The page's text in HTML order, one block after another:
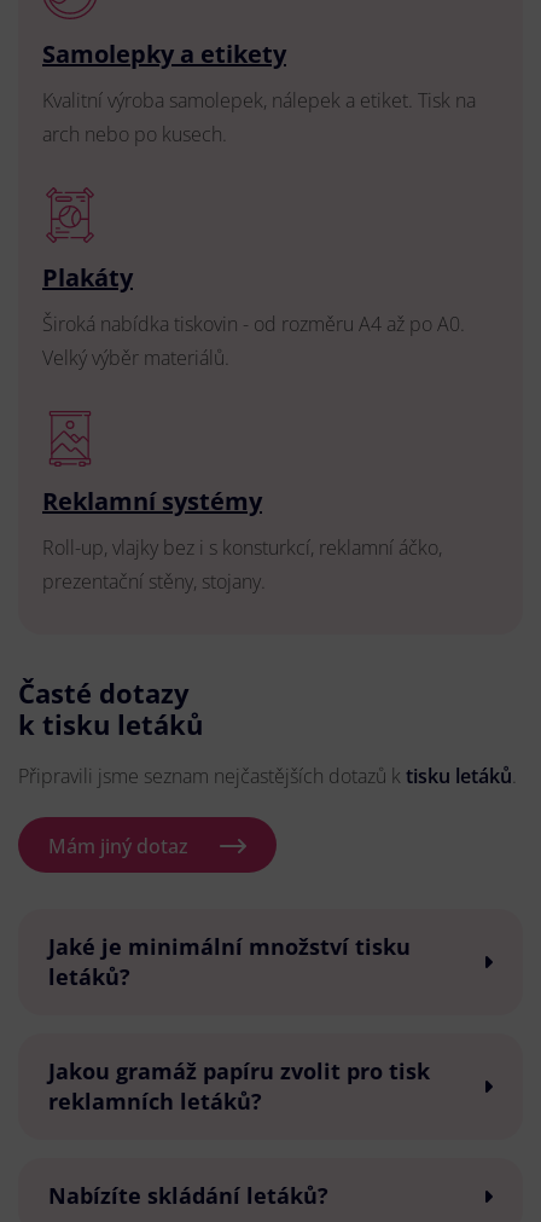
Samolepky a etikety
Kvalitní výroba samolepek, nálepek a etiket. Tisk na
arch nebo po kusech.
Plakáty
Široká nabídka tiskovin - od rozměru A4 až po A0.
Velký výběr materiálů.
Reklamní systémy
Roll-up, vlajky bez i s konsturkcí, reklamní áčko,
prezentační stěny, stojany.
Časté dotazy
k tisku letáků
Připravili jsme seznam nejčastějších dotazů k tisku letáků.
Mám jiný dotaz
Jaké je minimální množství tisku
letáků?
Jakou gramáž papíru zvolit pro tisk
reklamních letáků?
Nabízíte skládání letáků?